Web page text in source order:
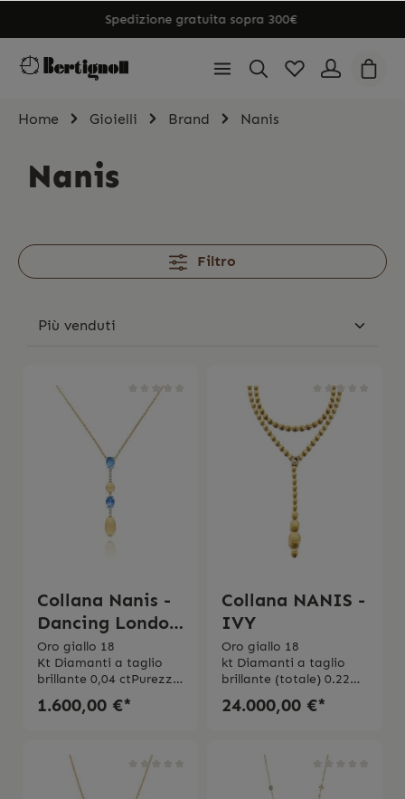
Spedizione gratuita sopra 300€
Home Gioielli Brand Nanis
Nanis
Filtro
Collana Nanis -
Dancing London
Blue
Oro giallo 18
Kt Diamanti a taglio
brillante 0,04 ctPurezza
VSColore GTopazio Blu
London 0,80 ct La
1.600,00 €*
Collana NANIS -
IVY
Oro giallo 18
kt Diamanti a taglio
brillante (totale) 0.22
ct Purezza VSColore
G Made in italy
24.000,00 €*